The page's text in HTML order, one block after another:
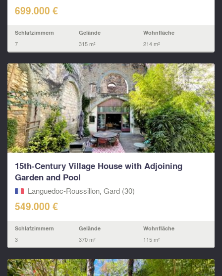
699.000 €
Schlafzimmern
7
Gelände
315 m²
Wohnfläche
214 m²
15th-Century Village House with Adjoining
Garden and Pool
Languedoc-Roussillon, Gard (30)
549.000 €
Schlafzimmern
3
Gelände
370 m²
Wohnfläche
115 m²